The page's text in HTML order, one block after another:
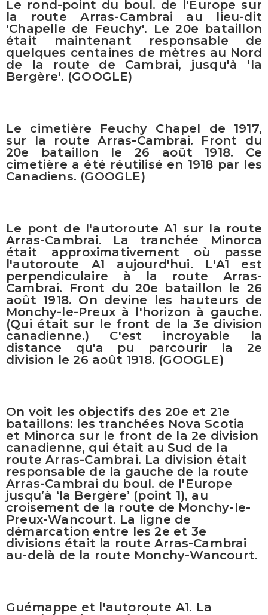
Le rond-point du boul. de l'Europe sur
la route Arras-Cambrai au lieu-dit
'Chapelle de Feuchy'. Le 20e bataillon
était maintenant responsable de
quelques centaines de mètres au Nord
de la route de Cambrai, jusqu'à 'la
Bergère'. (GOOGLE)
Le cimetière Feuchy Chapel de 1917,
sur la route Arras-Cambrai. Front du
20e bataillon le 26 août 1918. Ce
cimetière a été réutilisé en 1918 par les
Canadiens. (GOOGLE)
Le pont de l'autoroute A1 sur la route
Arras-Cambrai. La tranchée Minorca
était approximativement où passe
l'autoroute A1 aujourd'hui. L'A1 est
perpendiculaire à la route Arras-
Cambrai. Front du 20e bataillon le 26
août 1918. On devine les hauteurs de
Monchy-le-Preux à l'horizon à gauche.
(Qui était sur le front de la 3e division
canadienne.) C'est incroyable la
distance qu'a pu parcourir la 2e
division le 26 août 1918. (GOOGLE)
On voit les objectifs des 20e et 21e
bataillons: les tranchées Nova Scotia
et Minorca sur le front de la 2e division
canadienne, qui était au Sud de la
route Arras-Cambrai. La division était
responsable de la gauche de la route
Arras-Cambrai du boul. de l'Europe
jusqu’à ‘la Bergère’ (point 1), au
croisement de la route de Monchy-le-
Preux-Wancourt. La ligne de
démarcation entre les 2e et 3e
divisions était la route Arras-Cambrai
au-delà de la route Monchy-Wancourt.
Guémappe et l'autoroute A1. La